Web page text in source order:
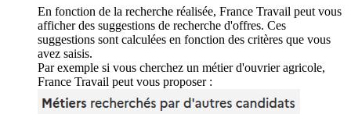
En fonction de la recherche réalisée, France Travail peut vous
afficher des suggestions de recherche d'offres. Ces
suggestions sont calculées en fonction des critères que vous
avez saisis.
Par exemple si vous cherchez un métier d'ouvrier agricole,
France Travail peut vous proposer :